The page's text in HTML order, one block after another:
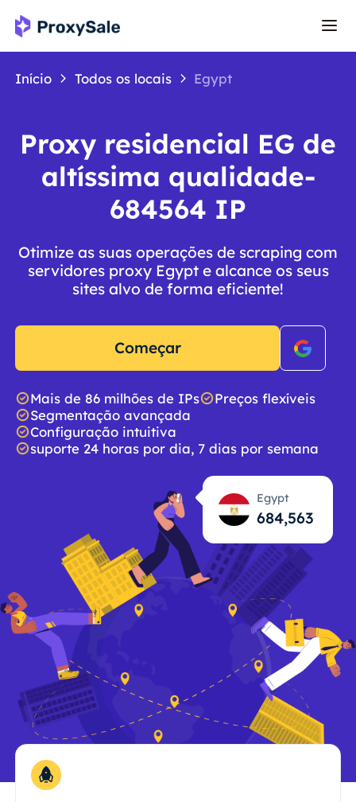
Início Todos os locais Egypt
Proxy residencial EG de
altíssima qualidade-
684564 IP
Otimize as suas operações de scraping com
servidores proxy Egypt e alcance os seus
sites alvo de forma eficiente!
Começar
Mais de 86 milhões de IPs
Preços flexíveis
Segmentação avançada
Configuração intuitiva
suporte 24 horas por dia, 7 dias por semana
Egypt
684,564